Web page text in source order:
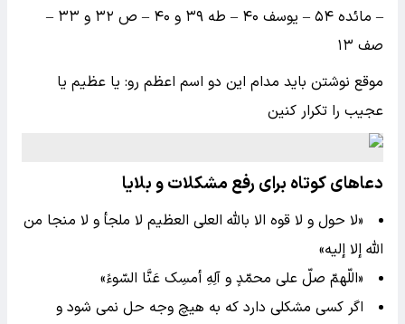
– مائده ۵۴ – یوسف ۴۰ – طه ۳۹ و ۴۰ – ص ۳۲ و ۳۳ –
صف ۱۳
موقع نوشتن باید مدام این دو اسم اعظم رو: یا عظیم یا
عجیب را تکرار کنین
دعاهای کوتاه برای رفع مشکلات و بلایا
«لا حول و لا قوه الا بالله العلی العظیم لا ملجأ و لا منجا من
الله إلا إلیه»
«اللّهمّ صلّ علی محمّدٍ و آلِهِ أمسِک عَنَّا السّوءً»
اگر کسی مشکلی دارد که به هیچ وجه حل نمی شود و